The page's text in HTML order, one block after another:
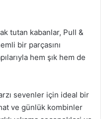
tutan kabanlar, Pull &
bir parçasını
hem şık hem de
sevenler için ideal bir
ve günlük kombinler